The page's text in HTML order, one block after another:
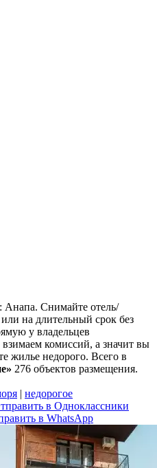
Снимайте отель/
на длительный срок без
у владельцев
комиссий, а значит вы
жилье недорого. Всего в
276 объектов размещения.
| недорогое